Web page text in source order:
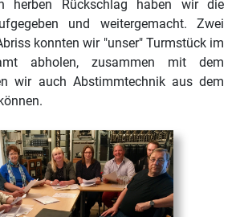
herben Rückschlag haben wir die
und weitergemacht. Zwei
konnten wir "unser" Turmstück im
abholen, zusammen mit dem
wir auch Abstimmtechnik aus dem